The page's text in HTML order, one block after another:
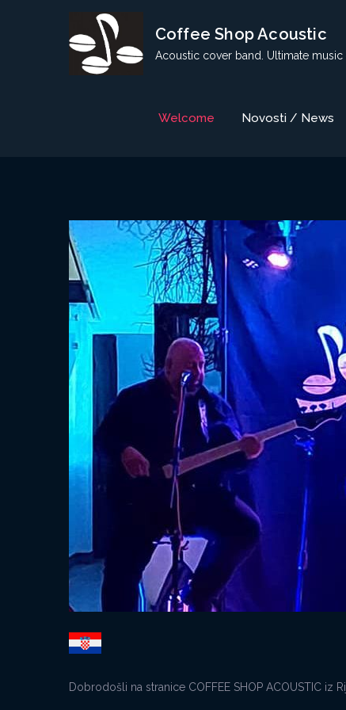
Coffee Shop Acoustic
Acoustic cover band. Ultimate music
Welcome Novosti / News
Dobrodošli na stranice COFFEE SHOP ACOUSTIC